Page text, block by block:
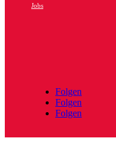
Jobs
Folgen
Folgen
Folgen